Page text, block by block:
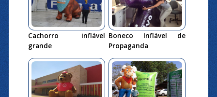
Cachorro inflável
grande
Boneco Inflável de
Propaganda